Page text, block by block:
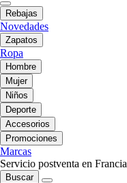
Rebajas
Novedades
Zapatos
Ropa
Hombre
Mujer
Niños
Deporte
Accesorios
Promociones
Marcas
Servicio postventa en Francia
Buscar